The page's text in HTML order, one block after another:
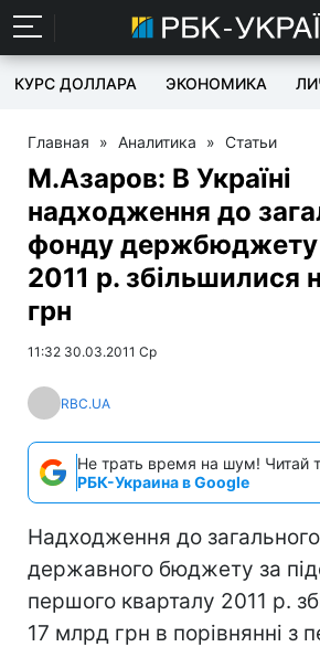
КУРС ДОЛЛАРА ЭКОНОМИКА
Главная » Аналитика » Статьи
М.Азаров: В Україні
надходження до
фонду держбюджету
2011 р. збільшилися
грн
11:32 30.03.2011 Ср
RBC.UA
Не трать время на шум! Читай
РБК-Украина в Google
Надходження до
державного бюджету за
першого кварталу 2011 р.
17 млрд грн в порівнянні з